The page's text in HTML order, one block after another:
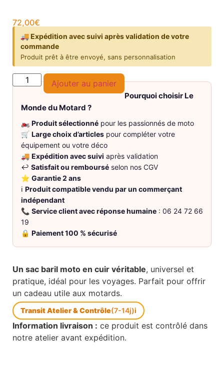
72,00€
🚚 Expédition avec suivi après validation de votre
commande
Produit prêt à être envoyé, sans personnalisation
Ajouter au panier
Pourquoi choisir Le
Monde du Motard ?
🏍️ Produit sélectionné pour les passionnés de moto
🛒 Large choix d’articles pour compléter votre
équipement ou votre déco
🚚 Expédition avec suivi après validation
↩️ Satisfait ou remboursé selon nos CGV
⭐ Garantie 2 ans
ℹ️ Produit compatible vendu par un commerçant
indépendant
📞 Service client avec réponse humaine : 06 24 72 66
19
🔒 Paiement 100 % sécurisé
Un sac baril moto en cuir véritable, universel et
pratique, idéal pour les voyages. Parfait pour offrir
un cadeau utile aux motards.
Transit Atelier & Contrôle(7-14j)i
Information livraison : ce produit est contrôlé dans
notre atelier avant expédition.